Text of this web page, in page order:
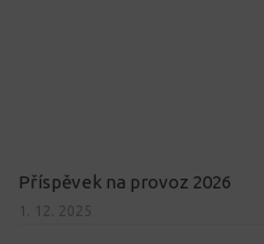
Příspěvek na provoz 2026
1. 12. 2025